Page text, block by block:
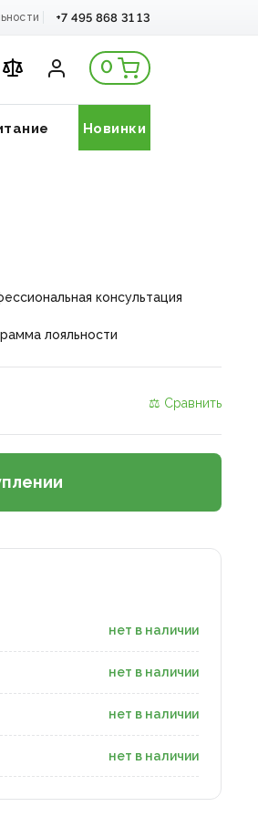
+7 495 868 31 13
0
Новинки
консультация
лояльности
⚖ Сравнить
нет в наличии
нет в наличии
нет в наличии
нет в наличии